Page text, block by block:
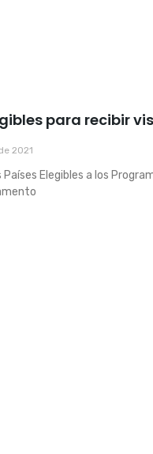
para recibir
2021
Países Elegibles a los